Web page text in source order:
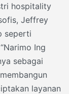
hospitality
Jeffrey
seperti
Ing
sebagai
layanan